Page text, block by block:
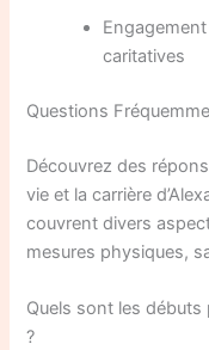
caritatives
Questions
Découvrez des
vie et la carrière
couvrent divers
mesures physiques,
Quels sont les débuts
?